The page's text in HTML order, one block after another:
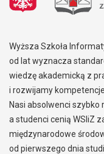
Wyższa Szkoła
od lat wyznacza
wiedzę akademicką z
i rozwijamy
Nasi absolwenci
a studenci cenią WSIiZ
międzynarodowe
od pierwszego dnia